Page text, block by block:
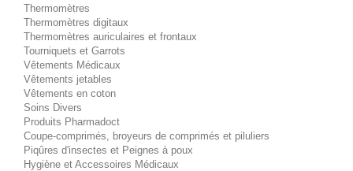
Thermomètres
Thermomètres digitaux
Thermomètres auriculaires et frontaux
Tourniquets et Garrots
Vêtements Médicaux
Vêtements jetables
Vêtements en coton
Soins Divers
Produits Pharmadoct
Coupe-comprimés, broyeurs de comprimés et piluliers
Piqûres d'insectes et Peignes à poux
Hygiène et Accessoires Médicaux